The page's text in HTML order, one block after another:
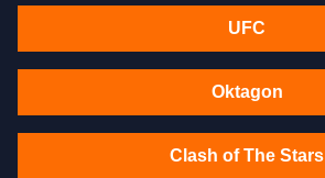
UFC
Oktagon
Clash of The Stars